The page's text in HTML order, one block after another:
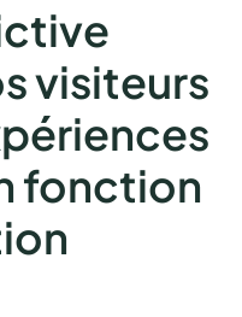
visiteurs
fonction